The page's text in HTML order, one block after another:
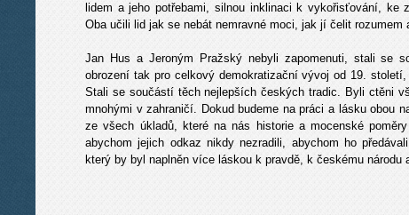
lidem a jeho potřebami, silnou inklinaci k vykořisťování,
Oba učili lid jak se nebát nemravné moci, jak jí čelit
Jan Hus a Jeroným Pražský nebyli zapomenuti, stali se
obrození tak pro celkový demokratizační vývoj od 19.
Stali se součástí těch nejlepších českých tradic. Byli ctěni
mnohými v zahraničí. Dokud budeme na práci a lásku obou
ze všech úkladů, které na nás historie a mocenské
abychom jejich odkaz nikdy nezradili, abychom ho
který by byl naplněn více láskou k pravdě, k českému národu